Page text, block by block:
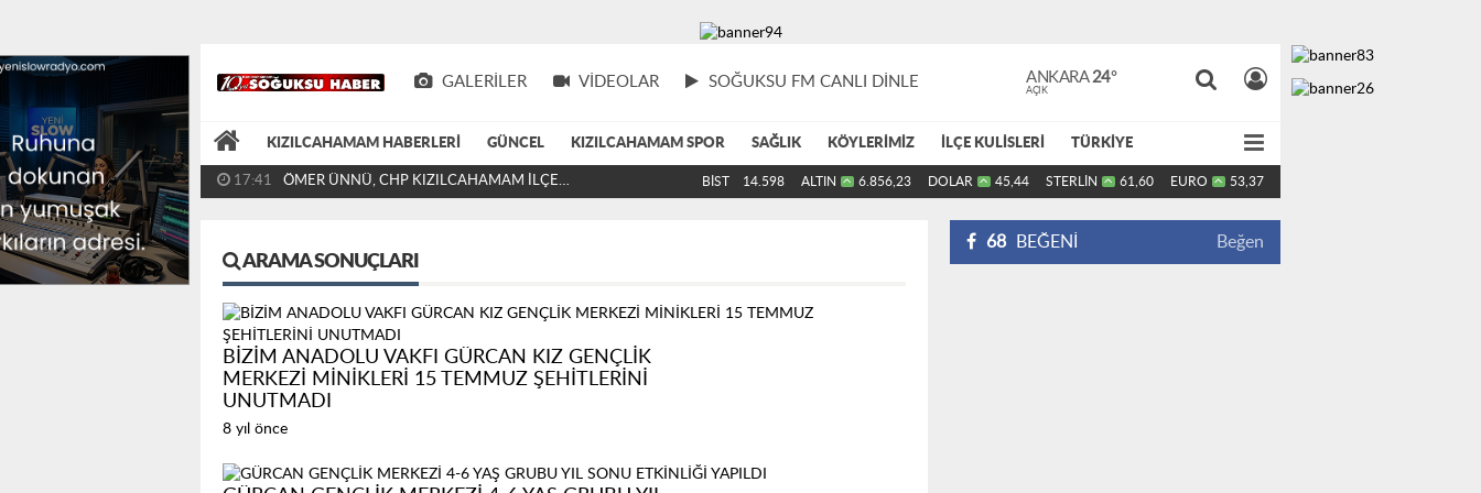
GALERILER VIDEOLAR SOĞUKSU FM CANLI DİNLE ANKARA24°
AÇIK
KIZILCAHAMAM HABERLERİ GÜNCEL KIZILCAHAMAM SPOR SAĞLIK KÖYLERİMİZ İLÇE KULİSLERİ TÜRKİYE
13:57 ANKARA VALİSİ YAKUP CANBOLAT'IN İLK İLÇE BİST 14.598 ALTIN 6.856,23 DOLAR 45,44 STERLİN 61,60 EURO 53,37
ARAMA SONUÇLARI
BİZİM ANADOLU VAKFI GÜRCAN KIZ GENÇLİK
MERKEZİ MİNİKLERİ 15 TEMMUZ ŞEHİTLERİNİ
UNUTMADI
8 yıl önce
68 BEĞENİ Beğen